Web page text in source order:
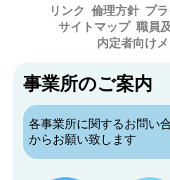
リンク 倫理方針 プ
サイトマップ 職員
内定者向け
事業所のご案内
各事業所に関するお問い
からお願い致します